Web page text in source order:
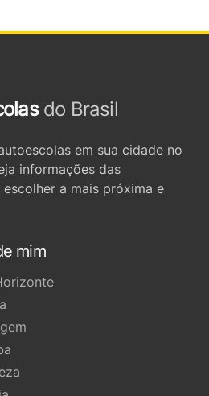
do Brasil
em sua cidade no
informações das
a mais próxima e
mim